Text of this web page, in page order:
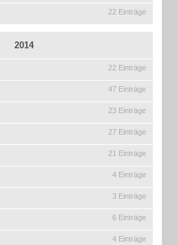
22 Einträge
2014
22 Einträge
47 Einträge
23 Einträge
27 Einträge
21 Einträge
4 Einträge
3 Einträge
6 Einträge
4 Einträge